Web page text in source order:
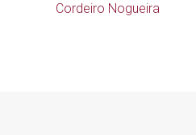
Cordeiro Nogueira